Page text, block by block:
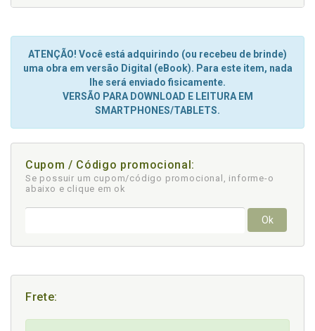
ATENÇÃO! Você está adquirindo (ou recebeu de brinde)
uma obra em versão Digital (eBook). Para este item, nada
lhe será enviado fisicamente.
VERSÃO PARA DOWNLOAD E LEITURA EM
SMARTPHONES/TABLETS.
Cupom / Código promocional:
Se possuir um cupom/código promocional, informe-o
abaixo e clique em ok
Ok
Frete: